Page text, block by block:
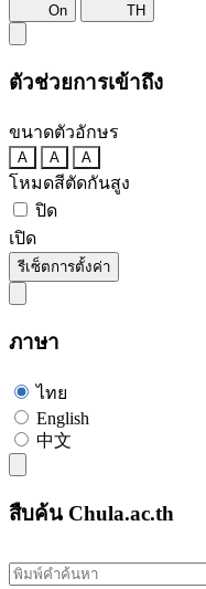
On TH
ตัวช่วยการเข้าถึง
ขนาดตัวอักษร
A A A
โหมดสีตัดกันสูง
ปิด
เปิด
รีเซ็ตการตั้งค่า
ภาษา
ไทย
English
中文
สืบค้น Chula.ac.th